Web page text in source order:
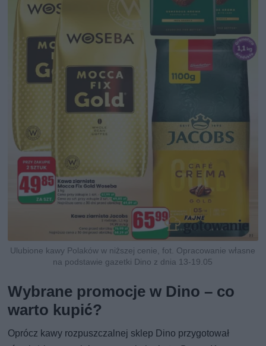
Ulubione kawy Polaków w niższej cenie, fot. Opracowanie własne
na podstawie gazetki Dino z dnia 13-19.05
Wybrane promocje w Dino – co
warto kupić?
Oprócz kawy rozpuszczalnej sklep Dino przygotował